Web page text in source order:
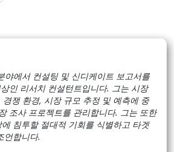
야에서 컨설팅 및 신디케이트 보고서를
인 리서치 컨설턴트입니다. 그는 시장
쟁 환경, 시장 규모 추정 및 예측에 중
조사 프로젝트를 관리합니다. 그는 또한
침투할 절대적 기회를 식별하고 타겟
언합니다.